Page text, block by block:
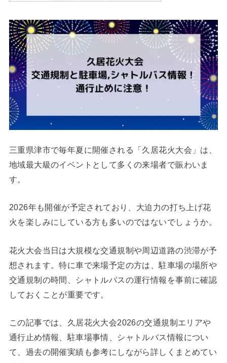
三重県津市で毎年夏に開催される「久居花火大会」は、
地域最大級のイベントとして多くの来場者で賑わいま
す。
2026年も開催が予定されており、大迫力の打ち上げ花
火を楽しみにしている方も多いのではないでしょうか。
花火大会当日は大規模な交通規制や周辺道路の渋滞が予
想されます。特に車で来場予定の方は、駐車場の場所や
交通規制の時間、シャトルバスの運行情報を事前に確認
しておくことが重要です。
この記事では、久居花火大会2026の交通規制エリアや
通行止め情報、駐車場事情、シャトルバス情報につい
て、過去の開催実績も参考にしながら詳しくまとめてい